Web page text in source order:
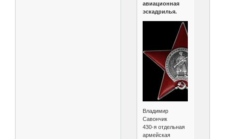
авиационная
эскадрилья.
Владимир
Савончик
430-я отдельная
армейская